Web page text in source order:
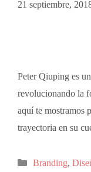
21 septiembre,
Peter Qiuping es
revolucionando la
aquí te mostramos
trayectoria en su
Branding,